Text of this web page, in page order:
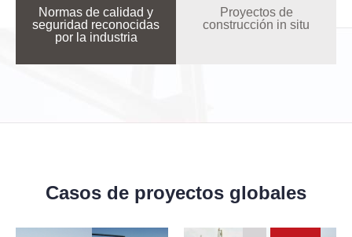
Normas de calidad y
seguridad reconocidas
por la industria
Proyectos de
construcción in situ
Casos de proyectos globales